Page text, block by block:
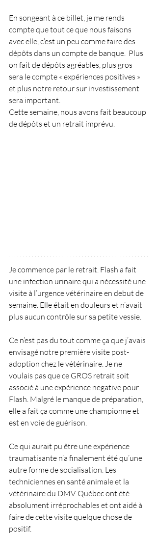
En songeant à ce billet, je me rends
compte que tout ce que nous faisons
avec elle, c’est un peu comme faire des
dépôts dans un compte de banque.  Plus
on fait de dépôts agréables, plus gros
sera le compte « expériences positives »
et plus notre retour sur investissement
sera important.
Cette semaine, nous avons fait beaucoup
de dépôts et un retrait imprévu.
Je commence par le retrait. Flash a fait
une infection urinaire qui a nécessité une
visite à l’urgence vétérinaire en debut de
semaine. Elle était en douleurs et n’avait
plus aucun contrôle sur sa petite vessie.
Ce n’est pas du tout comme ça que j’avais
envisagé notre première visite post-
adoption chez le vétérinaire. Je ne
voulais pas que ce GROS retrait soit
associé à une expérience negative pour
Flash. Malgré le manque de préparation,
elle a fait ça comme une championne et
est en voie de guérison.
Ce qui aurait pu être une expérience
traumatisante n’a finalement été qu’une
autre forme de socialisation. Les
techniciennes en santé animale et la
vétérinaire du DMV-Québec ont été
absolument irréprochables et ont aidé à
faire de cette visite quelque chose de
positif.